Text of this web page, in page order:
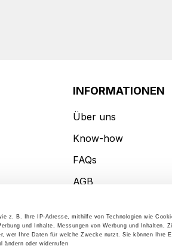
z. B. Ihre IP-Adresse, mithilfe von Technologien wie
und Inhalte, Messungen von Werbung und Inhalten,
wer Ihre Daten für welche Zwecke nutzt. Sie können Ihre
ändern oder widerrufen
INFORMATIONEN
Über uns
Know-how
FAQs
AGB
Impresssum